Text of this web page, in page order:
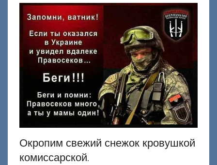
Окропим свежий снежок кровушкой
комиссарской.